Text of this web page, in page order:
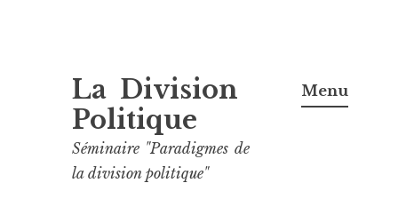
contenu
La Division
Politique
Séminaire "Paradigmes de
la division politique"
Menu